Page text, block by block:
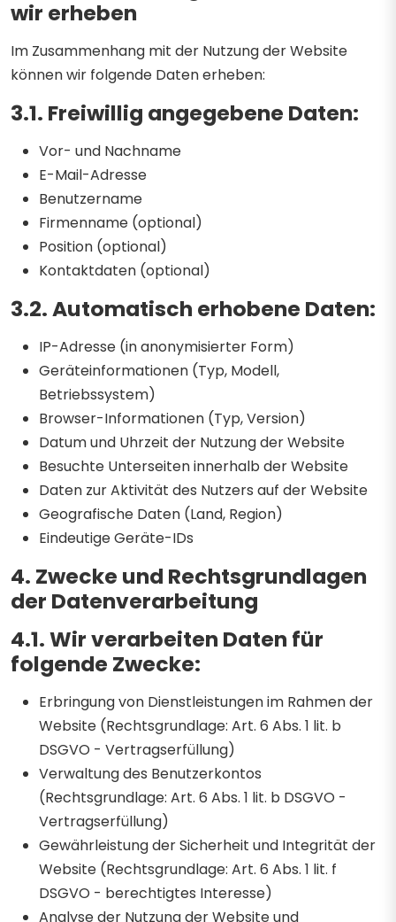
wir erheben
Im Zusammenhang mit der Nutzung der Website
können wir folgende Daten erheben:
3.1. Freiwillig angegebene Daten:
Vor- und Nachname
E-Mail-Adresse
Benutzername
Firmenname (optional)
Position (optional)
Kontaktdaten (optional)
3.2. Automatisch erhobene Daten:
IP-Adresse (in anonymisierter Form)
Geräteinformationen (Typ, Modell,
Betriebssystem)
Browser-Informationen (Typ, Version)
Datum und Uhrzeit der Nutzung der Website
Besuchte Unterseiten innerhalb der Website
Daten zur Aktivität des Nutzers auf der Website
Geografische Daten (Land, Region)
Eindeutige Geräte-IDs
4. Zwecke und Rechtsgrundlagen
der Datenverarbeitung
4.1. Wir verarbeiten Daten für
folgende Zwecke:
Erbringung von Dienstleistungen im Rahmen der
Website (Rechtsgrundlage: Art. 6 Abs. 1 lit. b
DSGVO - Vertragserfüllung)
Verwaltung des Benutzerkontos
(Rechtsgrundlage: Art. 6 Abs. 1 lit. b DSGVO -
Vertragserfüllung)
Gewährleistung der Sicherheit und Integrität der
Website (Rechtsgrundlage: Art. 6 Abs. 1 lit. f
DSGVO - berechtigtes Interesse)
Analyse der Nutzung der Website und